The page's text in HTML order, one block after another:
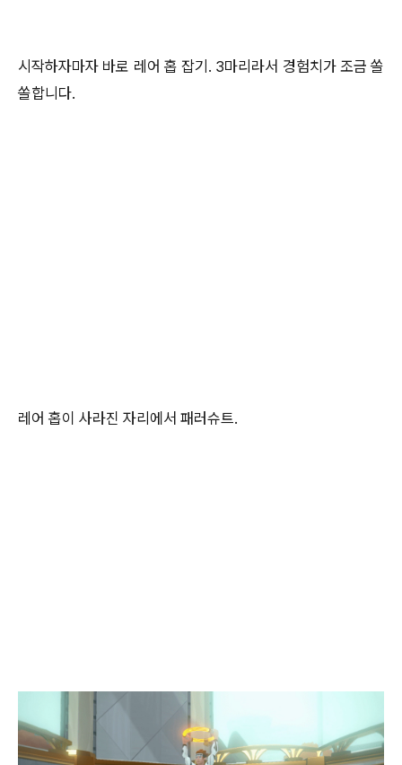
시작하자마자 바로 레어 홉 잡기. 3마리라서 경험치가 조금 쏠
쏠합니다.
레어 홉이 사라진 자리에서 패러슈트.